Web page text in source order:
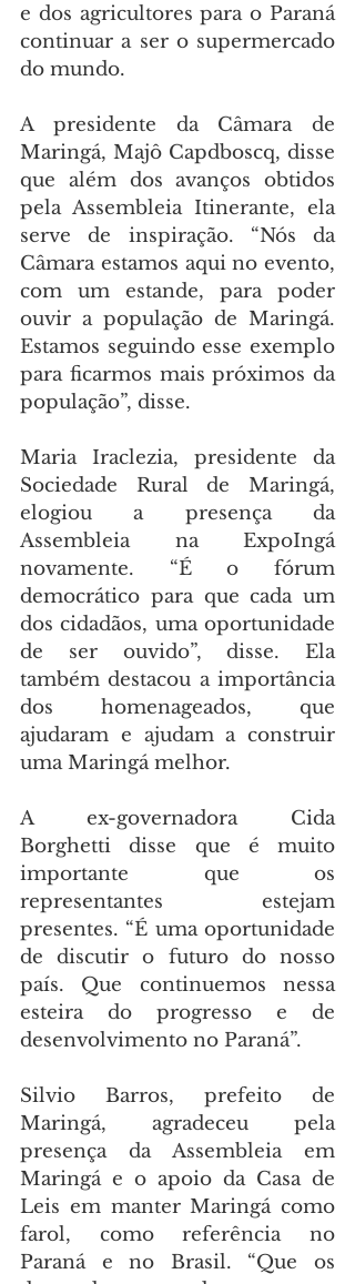
e dos agricultores para o Paraná
continuar a ser o supermercado
do mundo.
A presidente da Câmara de
Maringá, Majô Capdboscq, disse
que além dos avanços obtidos
pela Assembleia Itinerante, ela
serve de inspiração. “Nós da
Câmara estamos aqui no evento,
com um estande, para poder
ouvir a população de Maringá.
Estamos seguindo esse exemplo
para ficarmos mais próximos da
população”, disse.
Maria Iraclezia, presidente da
Sociedade Rural de Maringá,
elogiou a presença da
Assembleia na ExpoIngá
novamente. “É o fórum
democrático para que cada um
dos cidadãos, uma oportunidade
de ser ouvido”, disse. Ela
também destacou a importância
dos homenageados, que
ajudaram e ajudam a construir
uma Maringá melhor.
A ex-governadora Cida
Borghetti disse que é muito
importante que os
representantes estejam
presentes. “É uma oportunidade
de discutir o futuro do nosso
país. Que continuemos nessa
esteira do progresso e de
desenvolvimento no Paraná”.
Silvio Barros, prefeito de
Maringá, agradeceu pela
presença da Assembleia em
Maringá e o apoio da Casa de
Leis em manter Maringá como
farol, como referência no
Paraná e no Brasil. “Que os